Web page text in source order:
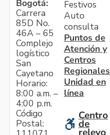
Bogotá:
Carrera
85D No.
46A – 65
Complejo
logístico
San
Cayetano
Horario:
8:00 a.m. –
4:00 p.m.
Código
Postal:
Festivos
Auto
consulta
Puntos de
Atención y
Centros
Regionales
Unidad en
línea
Centro
de
relevo